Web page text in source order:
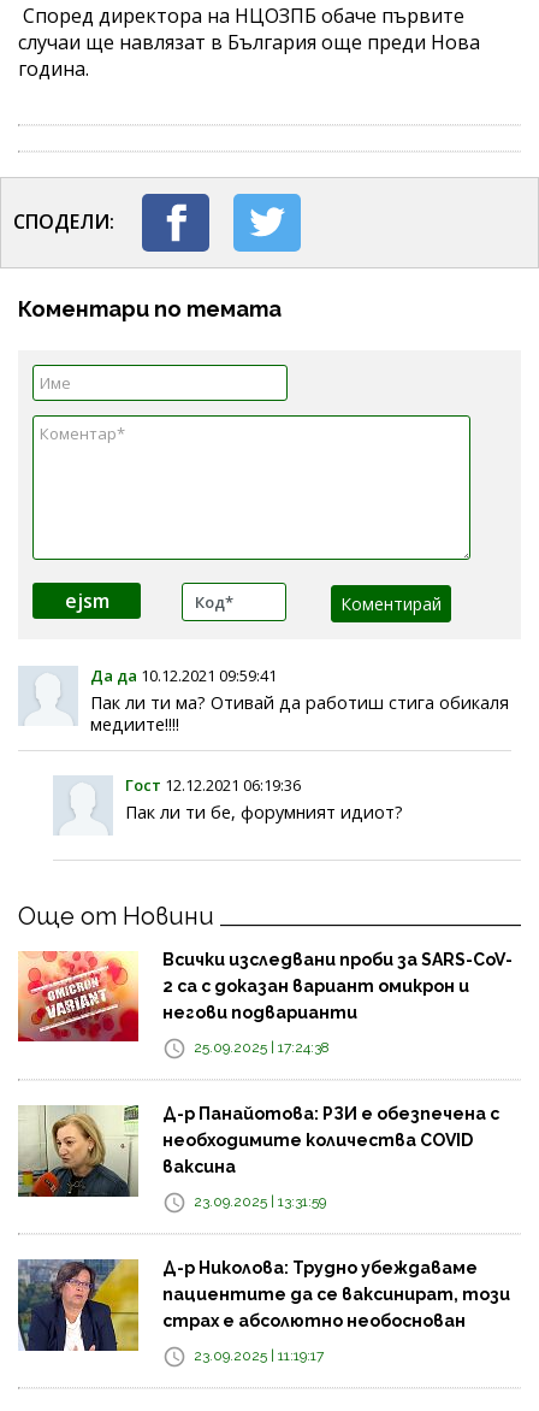
Според директора на НЦОЗПБ обаче първите
случаи ще навлязат в България още преди Нова
година.
СПОДЕЛИ:
Коментари по темата
ejsm
Да да 10.12.2021 09:59:41
Пак ли ти ма? Отивай да работиш стига обикаля
медиите!!!!
Гост 12.12.2021 06:19:36
Пак ли ти бе, форумният идиот?
Още от Новини
Всички изследвани проби за SARS-CoV-
2 са с доказан вариант омикрон и
негови подварианти
25.09.2025 | 17:24:38
Д-р Панайотова: РЗИ е обезпечена с
необходимите количества COVID
ваксина
23.09.2025 | 13:31:59
Д-р Николова: Трудно убеждаваме
пациентите да се ваксинират, този
страх е абсолютно необоснован
23.09.2025 | 11:19:17